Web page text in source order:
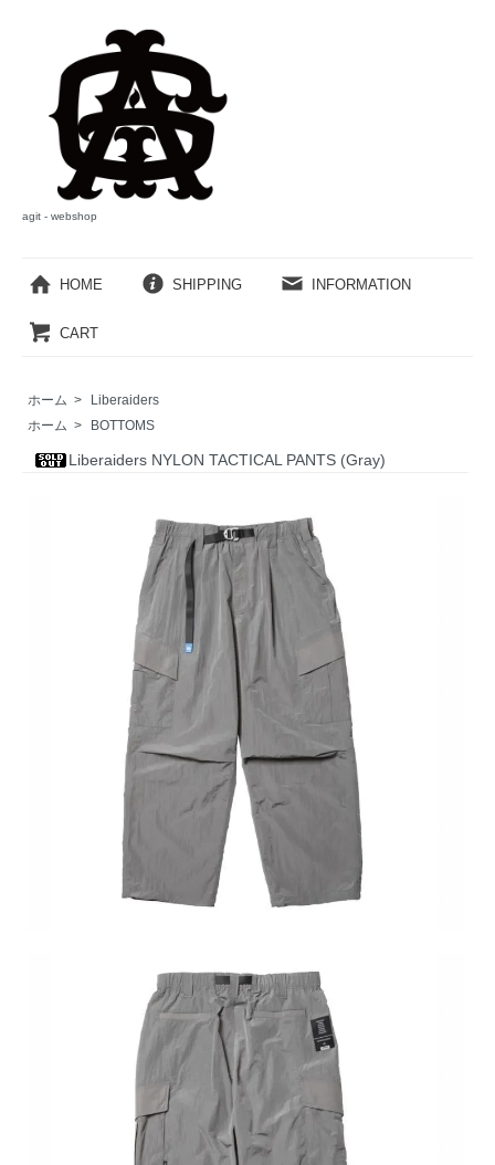
agit - webshop
HOME SHIPPING INFORMATION
CART
ホーム >
Liberaiders
ホーム > BOTTOMS
Liberaiders NYLON TACTICAL PANTS (Gray)